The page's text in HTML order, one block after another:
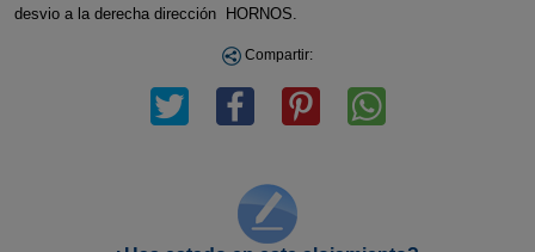
desvio a la derecha dirección HORNOS.
Compartir: